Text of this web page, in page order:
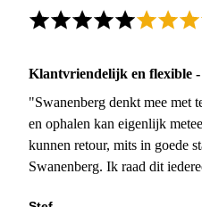
Klantvriendelijk en flexible -
"Swanenberg denkt mee met
en ophalen kan eigenlijk
kunnen retour, mits in goede
Swanenberg. Ik raad dit